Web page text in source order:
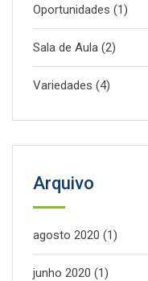
Oportunidades (1)
Sala de Aula (2)
Variedades (4)
Arquivo
agosto 2020 (1)
junho 2020 (1)